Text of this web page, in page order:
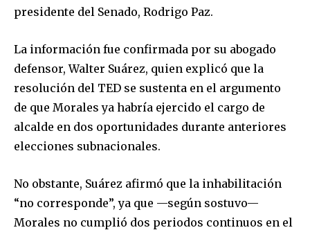
presidente del Senado, Rodrigo Paz.
La información fue confirmada por su abogado
defensor, Walter Suárez, quien explicó que la
resolución del TED se sustenta en el argumento
de que Morales ya habría ejercido el cargo de
alcalde en dos oportunidades durante anteriores
elecciones subnacionales.
No obstante, Suárez afirmó que la inhabilitación
“no corresponde”, ya que —según sostuvo—
Morales no cumplió dos periodos continuos en el